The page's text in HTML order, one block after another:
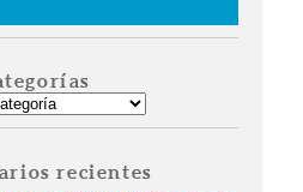
recientes